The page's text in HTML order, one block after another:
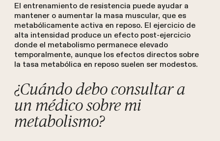
El entrenamiento de resistencia puede ayudar a
mantener o aumentar la masa muscular, que es
metabólicamente activa en reposo. El ejercicio de
alta intensidad produce un efecto post-ejercicio
donde el metabolismo permanece elevado
temporalmente, aunque los efectos directos sobre
la tasa metabólica en reposo suelen ser modestos.
¿Cuándo debo consultar a
un médico sobre mi
metabolismo?